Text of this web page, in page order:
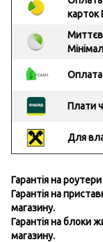
карток
Оплата
Плати
Для
Гарантія на
Гарантія на
магазину.
Гарантія на блоки
магазину.